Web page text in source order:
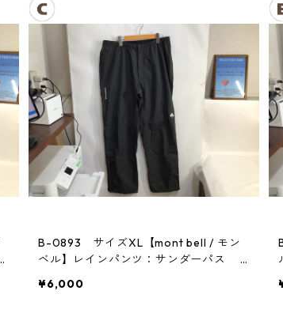
B-0893 サイズXL【mont bell / モン
ベル】レインパンツ：サンダーパス
¥6,000